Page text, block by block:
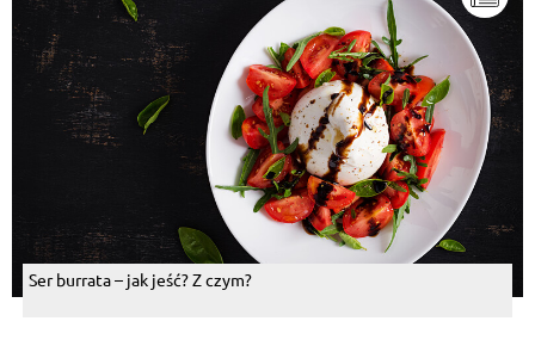
Ser burrata – jak jeść? Z czym?